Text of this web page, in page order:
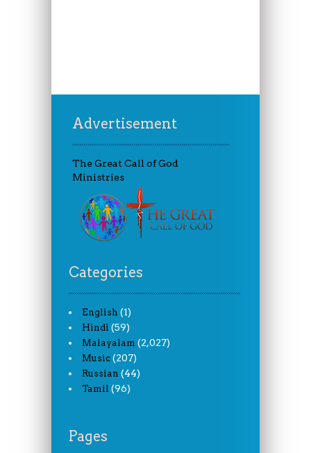
Advertisement
The Great Call of God
Ministries
Categories
English (1)
Hindi (59)
Malayalam (2,027)
Music (207)
Russian (44)
Tamil (96)
Pages